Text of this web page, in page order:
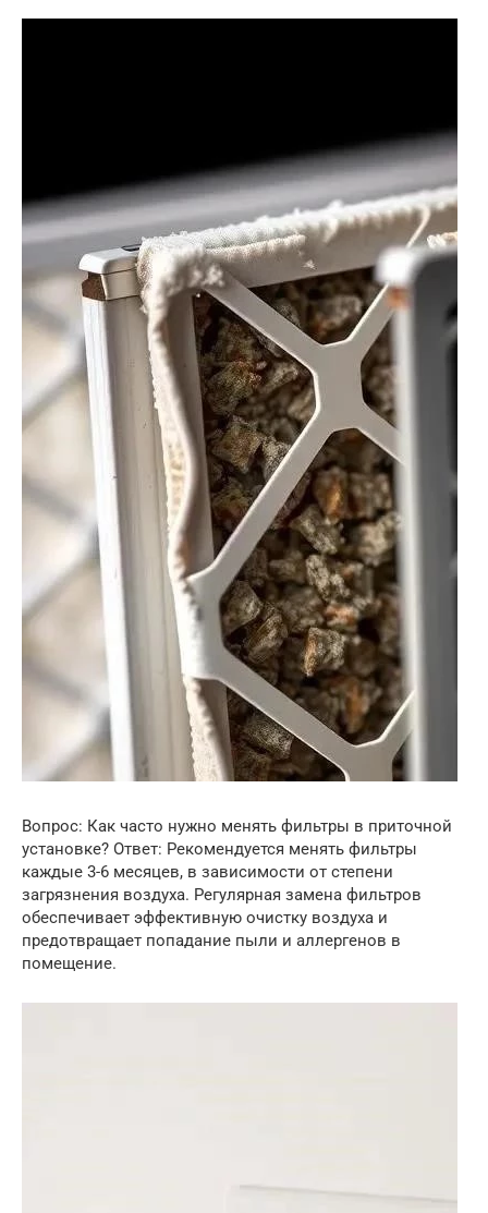
Вопрос: Как часто нужно менять фильтры в приточной
установке? Ответ: Рекомендуется менять фильтры
каждые 3-6 месяцев, в зависимости от степени
загрязнения воздуха. Регулярная замена фильтров
обеспечивает эффективную очистку воздуха и
предотвращает попадание пыли и аллергенов в
помещение.